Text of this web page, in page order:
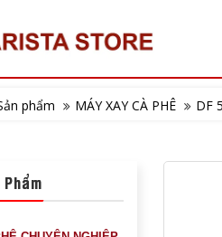
phẩm MÁY XAY CÀ PHÊ DF